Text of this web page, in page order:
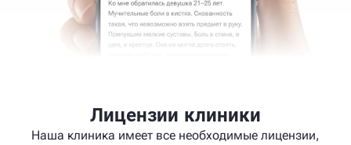
Лицензии клиники
Наша клиника имеет все необходимые лицензии,